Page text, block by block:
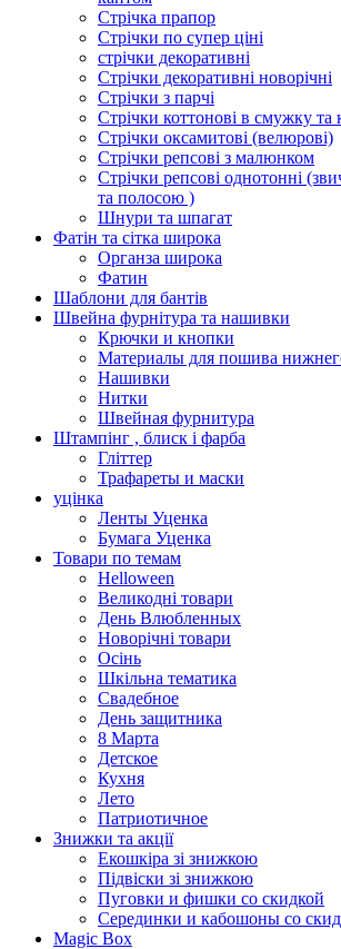
Стрічка прапор
Стрічки по супер ціні
стрічки декоративні
Стрічки декоративні новорічні
Стрічки з парчі
Стрічки коттонові в смужку та
Стрічки оксамитові (велюрові)
Стрічки репсові з малюнком
Стрічки репсові однотонні
та полосою )
Шнури та шпагат
Фатін та сітка широка
Органза широка
Фатин
Шаблони для бантів
Швейна фурнітура та нашивки
Крючки и кнопки
Материалы для пошива
Нашивки
Нитки
Швейная фурнитура
Штампінг , блиск і фарба
Гліттер
Трафареты и маски
уцінка
Ленты Уценка
Бумага Уценка
Товари по темам
Helloween
Великодні товари
День Влюбленных
Новорічні товари
Осінь
Шкільна тематика
Свадебное
День защитника
8 Марта
Детское
Кухня
Лето
Патриотичное
Знижки та акції
Екошкіра зі знижкою
Підвіски зі знижкою
Пуговки и фишки со скидкой
Серединки и кабошоны со
Magic Box